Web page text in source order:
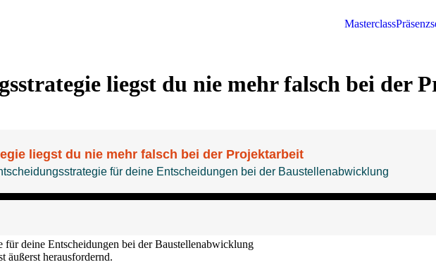
Masterclass
liegst du nie mehr falsch bei der
für deine Entscheidungen bei der Baustellenabwicklung
äußerst herausfordernd.